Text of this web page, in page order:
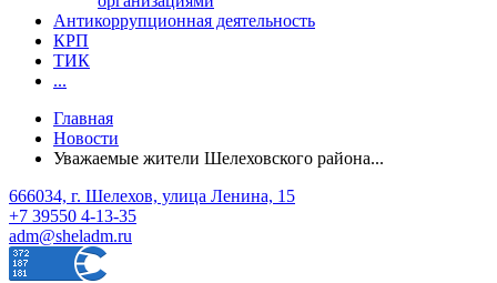
Антикоррупционная деятельность
КРП
ТИК
...
Главная
Новости
Уважаемые жители Шелеховского района...
666034, г. Шелехов, улица Ленина, 15
+7 39550 4-13-35
adm@sheladm.ru